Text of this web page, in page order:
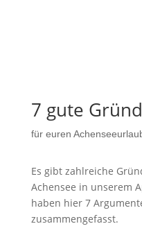
7 gute
für euren
Es gibt zahlreiche
Achensee in unserem
haben hier 7
zusammengefasst.